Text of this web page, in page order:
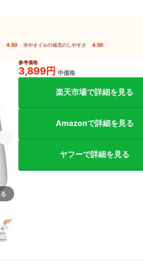
4.50 水やオイルの補充のしやすさ 4.50
参考価格
3,899円 中価格
楽天市場で詳細を見る
Amazonで詳細を見る
ヤフーで詳細を見る